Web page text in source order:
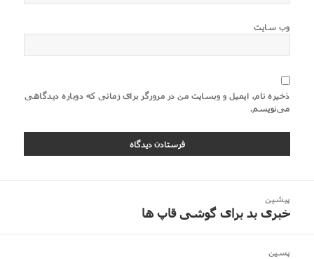
وب‌ سایت
ذخیره نام، ایمیل و وبسایت من در مرورگر برای زمانی که دوباره دیدگاهی
می‌نویسم.
نوشته
پیشین
نوشته
خبری بد برای گوشی قاپ ها
پسین